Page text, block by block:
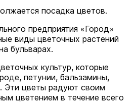
посадка цветов.
предприятия «Город»
виды цветочных растений
бульварах.
культур, которые
петунии, бальзамины,
Эти цветы радуют своим
цветением в течение всего